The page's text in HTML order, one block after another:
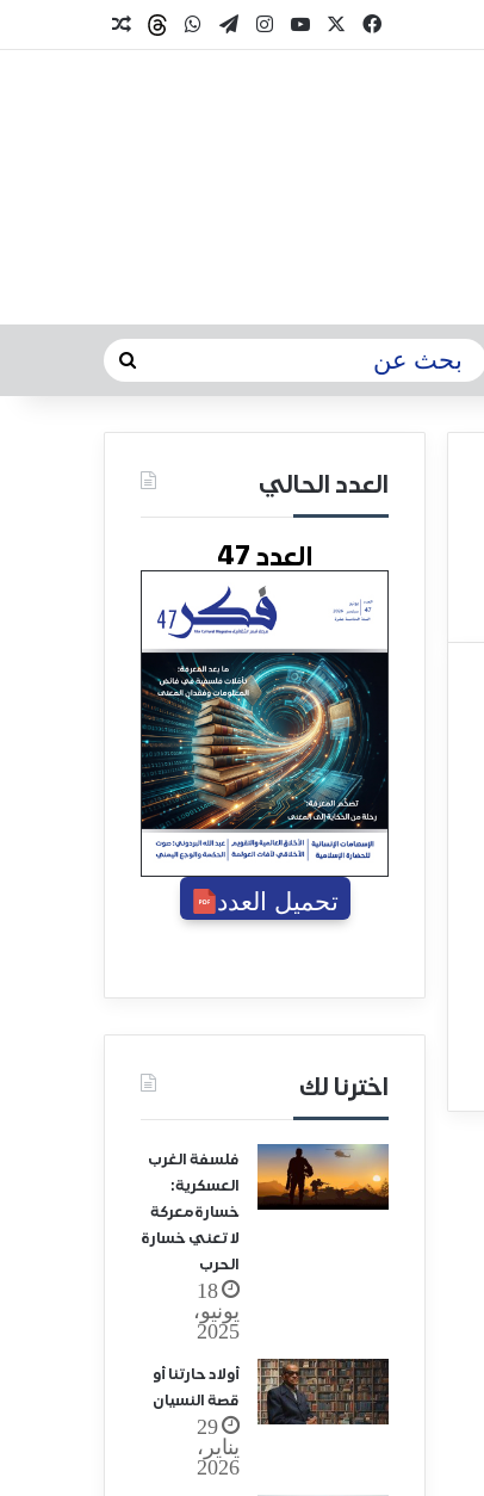
العدد الحالي
العدد 47
تحميل العدد
اخترنا لك
فلسفة الغرب
العسكرية:
خسارة معركة
لا تعني خسارة
الحرب
18
يونيو،
2025
أولاد حارتنا أو
قصة النسيان
29
يناير،
2026